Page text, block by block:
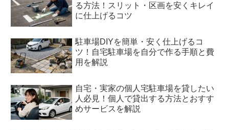
る方法！スリット・区画を安くキレイ
に仕上げるコツ
駐車場DIYを簡単・安く仕上げるコ
ツ！自宅駐車場を自分で作る手順と費
用を解説
自宅・実家の個人宅駐車場を貸したい
人必見！個人で貸出する方法とおすす
めサービスを解説